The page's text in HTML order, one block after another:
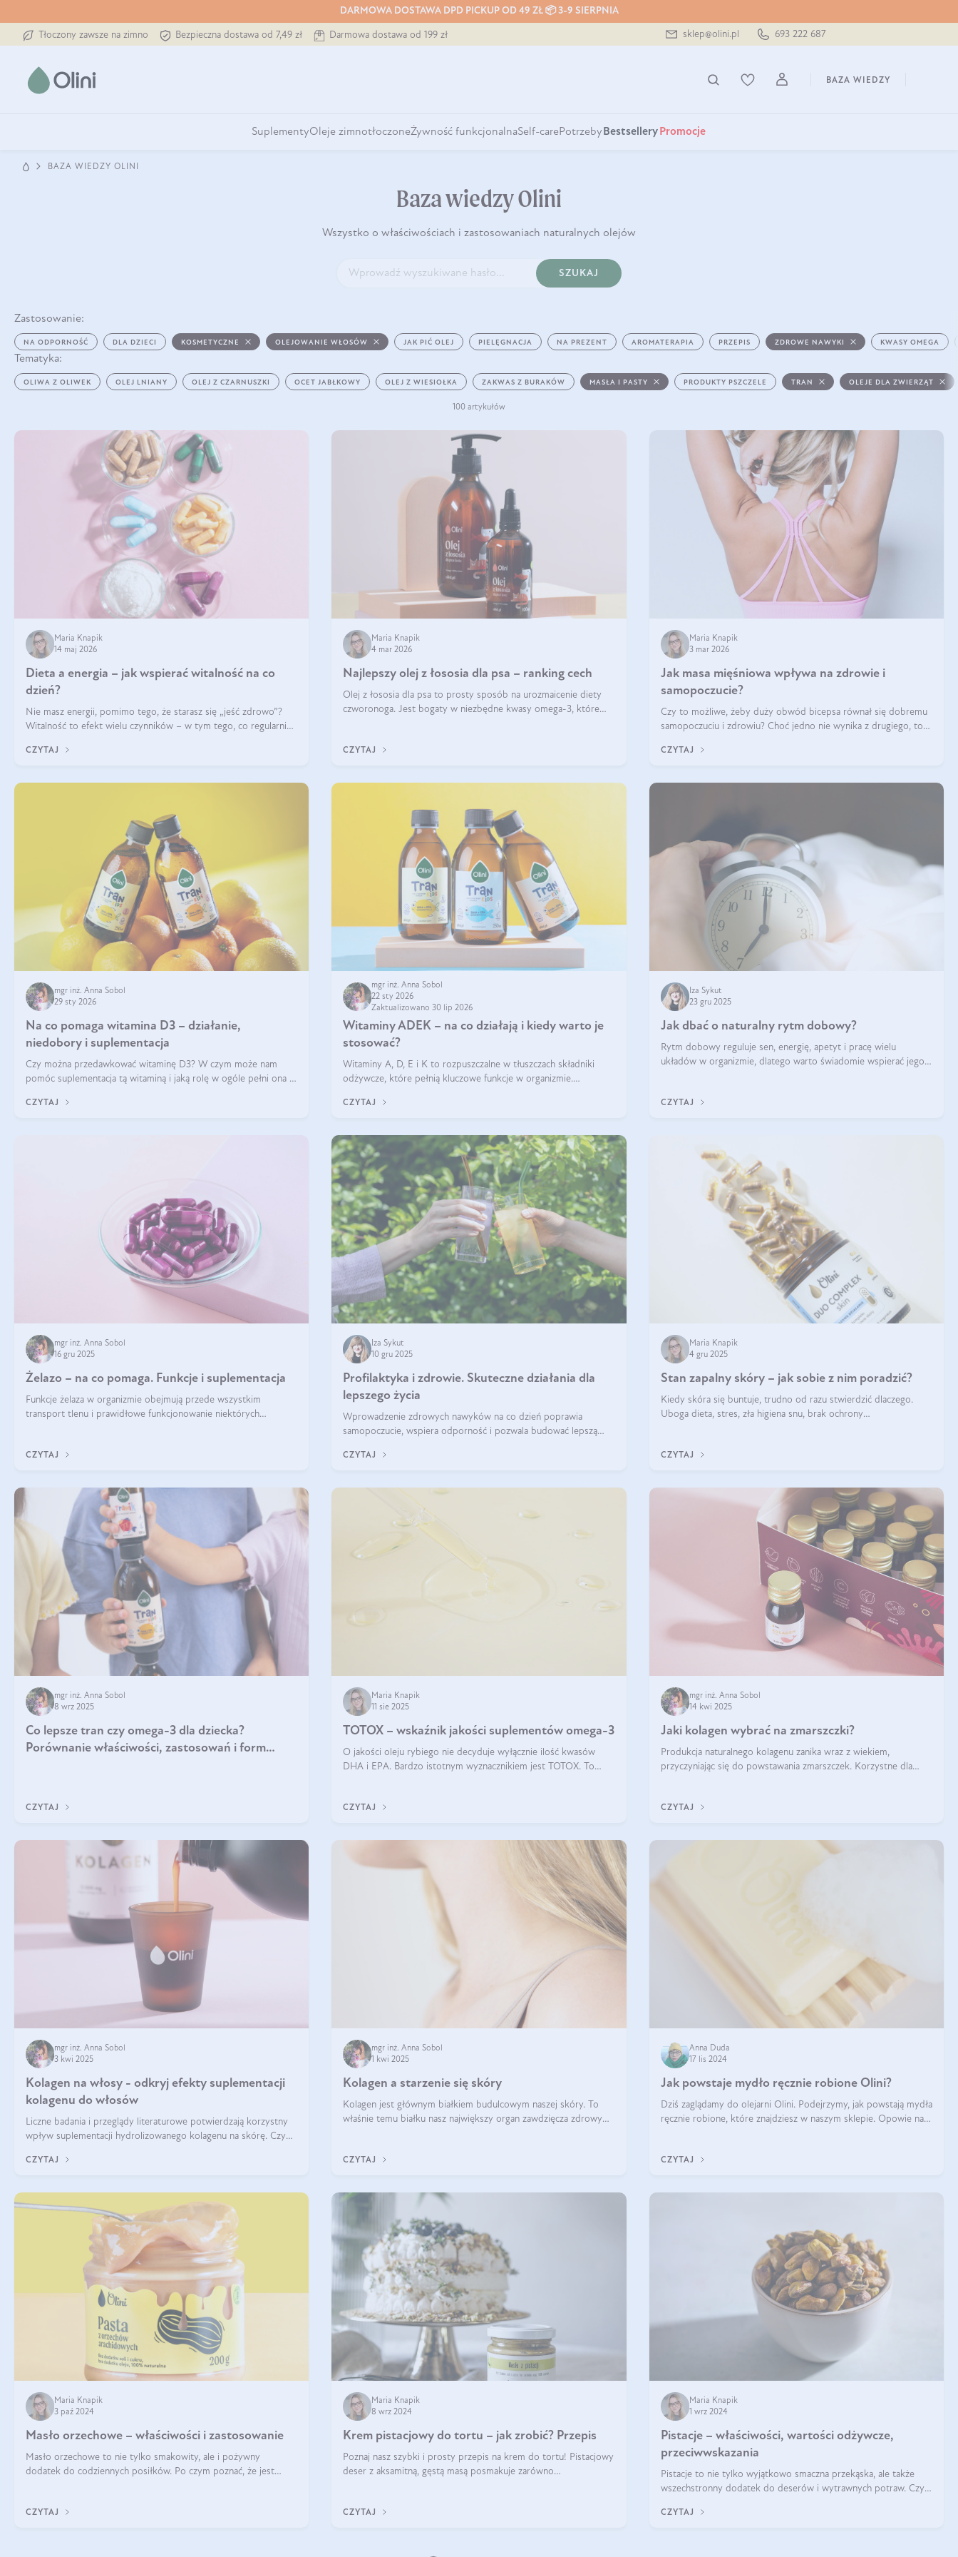
DARMOWA DOSTAWA DPD PICKUP OD 49 ZŁ 📦 3-9 SIERPNIA
Tłoczony zawsze na zimno Bezpieczna dostawa od 7,49 zł Darmowa dostawa od 199 zł sklep@olini.pl 693 222 687
BAZA WIEDZY
SuplementyOleje zimnotłoczoneŻywność funkcjonalnaSelf-carePotrzeby Bestsellery Promocje
BAZA WIEDZY OLINI
Baza wiedzy Olini
Wszystko o właściwościach i zastosowaniach naturalnych olejów
SZUKAJ
Zastosowanie:
NA ODPORNOŚĆ DLA DZIECI KOSMETYCZNE OLEJOWANIE WŁOSÓW JAK PIĆ OLEJ PIELĘGNACJA NA PREZENT AROMATERAPIA PRZEPIS ZDROWE NAWYKI KWASY OMEGA
Tematyka:
OLIWA Z OLIWEK OLEJ LNIANY OLEJ Z CZARNUSZKI OCET JABŁKOWY OLEJ Z WIESIOŁKA ZAKWAS Z BURAKÓW MASŁA I PASTY PRODUKTY PSZCZELE TRAN OLEJE DLA ZWIERZĄT
100 artykułów
Maria Knapik
14 maj 2026
Dieta a energia – jak wspierać witalność na co
dzień?
Nie masz energii, pomimo tego, że starasz się „jeść zdrowo”?
Witalność to efekt wielu czynników – w tym tego, co regularnie
się w zależności od osoby
CZYTAJ
Maria Knapik
4 mar 2026
Najlepszy olej z łososia dla psa – ranking cech
Olej z łososia dla psa to prosty sposób na urozmaicenie diety
czworonoga. Jest bogaty w niezbędne kwasy omega-3, które
uwagę?
CZYTAJ
Maria Knapik
3 mar 2026
Jak masa mięśniowa wpływa na zdrowie i
samopoczucie?
Czy to możliwe, żeby duży obwód bicepsa równał się dobremu
samopoczuciu i zdrowiu? Choć jedno nie wynika z drugiego, to
poprawić jakość życia. W jaki sposób? W tym wpisie wszystko
CZYTAJ
mgr inż. Anna Sobol
29 sty 2026
Na co pomaga witamina D3 – działanie,
niedobory i suplementacja
Czy można przedawkować witaminę D3? W czym może nam
pomóc suplementacja tą witaminą i jaką rolę w ogóle pełni ona w
zalecane jest jesienią i zimą, ale czy wiesz, dlaczego warto to
CZYTAJ
mgr inż. Anna Sobol
22 sty 2026
Zaktualizowano 30 lip 2026
Witaminy ADEK – na co działają i kiedy warto je
stosować?
Witaminy A, D, E i K to rozpuszczalne w tłuszczach składniki
odżywcze, które pełnią kluczowe funkcje w organizmie.
krzepliwość krwi oraz mineralizację kości.
CZYTAJ
Iza Sykut
23 gru 2025
Jak dbać o naturalny rytm dobowy?
Rytm dobowy reguluje sen, energię, apetyt i pracę wielu
układów w organizmie, dlatego warto świadomie wspierać jego
CZYTAJ
mgr inż. Anna Sobol
16 gru 2025
Żelazo – na co pomaga. Funkcje i suplementacja
Funkcje żelaza w organizmie obejmują przede wszystkim
transport tlenu i prawidłowe funkcjonowanie niektórych
etapie życia.
CZYTAJ
Iza Sykut
10 gru 2025
Profilaktyka i zdrowie. Skuteczne działania dla
lepszego życia
Wprowadzenie zdrowych nawyków na co dzień poprawia
samopoczucie, wspiera odporność i pozwala budować lepszą
CZYTAJ
Maria Knapik
4 gru 2025
Stan zapalny skóry – jak sobie z nim poradzić?
Kiedy skóra się buntuje, trudno od razu stwierdzić dlaczego.
Uboga dieta, stres, zła higiena snu, brak ochrony
CZYTAJ
mgr inż. Anna Sobol
8 wrz 2025
Co lepsze tran czy omega-3 dla dziecka?
Porównanie właściwości, zastosowań i form
CZYTAJ
Maria Knapik
11 sie 2025
TOTOX – wskaźnik jakości suplementów omega-3
O jakości oleju rybiego nie decyduje wyłącznie ilość kwasów
DHA i EPA. Bardzo istotnym wyznacznikiem jest TOTOX. To
CZYTAJ
mgr inż. Anna Sobol
14 kwi 2025
Jaki kolagen wybrać na zmarszczki?
Produkcja naturalnego kolagenu zanika wraz z wiekiem,
przyczyniając się do powstawania zmarszczek. Korzystne dla
CZYTAJ
mgr inż. Anna Sobol
3 kwi 2025
Kolagen na włosy - odkryj efekty suplementacji
kolagenu do włosów
Liczne badania i przeglądy literaturowe potwierdzają korzystny
wpływ suplementacji hydrolizowanego kolagenu na skórę. Czy
CZYTAJ
mgr inż. Anna Sobol
1 kwi 2025
Kolagen a starzenie się skóry
Kolagen jest głównym białkiem budulcowym naszej skóry. To
właśnie temu białku nasz największy organ zawdzięcza zdrowy
CZYTAJ
Anna Duda
17 lis 2024
Jak powstaje mydło ręcznie robione Olini?
Dziś zaglądamy do olejarni Olini. Podejrzymy, jak powstają mydła
ręcznie robione, które znajdziesz w naszym sklepie. Opowie nam
CZYTAJ
Maria Knapik
3 paź 2024
Masło orzechowe – właściwości i zastosowanie
Masło orzechowe to nie tylko smakowity, ale i pożywny
dodatek do codziennych posiłków. Po czym poznać, że jest
CZYTAJ
Maria Knapik
8 wrz 2024
Krem pistacjowy do tortu – jak zrobić? Przepis
Poznaj nasz szybki i prosty przepis na krem do tortu! Pistacjowy
deser z aksamitną, gęstą masą posmakuje zarówno
CZYTAJ
Maria Knapik
1 wrz 2024
Pistacje – właściwości, wartości odżywcze,
przeciwwskazania
Pistacje to nie tylko wyjątkowo smaczna przekąska, ale także
wszechstronny dodatek do deserów i wytrawnych potraw. Czy
każdy może się ni
CZYTAJ